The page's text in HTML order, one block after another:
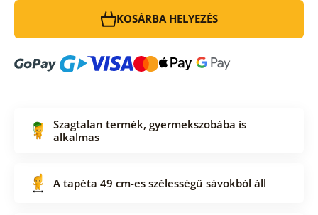
KOSÁRBA HELYEZÉS
Szagtalan termék, gyermekszobába is
alkalmas
A tapéta 49 cm-es szélességű sávokból áll